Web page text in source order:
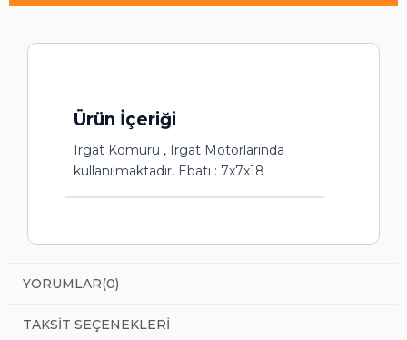
Ürün İçeriği
Irgat Kömürü , Irgat Motorlarında
kullanılmaktadır. Ebatı : 7x7x18
YORUMLAR(0)
TAKSIT SEÇENEKLERI